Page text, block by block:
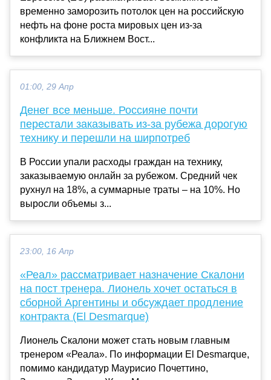
временно заморозить потолок цен на российскую
нефть на фоне роста мировых цен из-за
конфликта на Ближнем Вост...
01:00, 29 Апр
Денег все меньше. Россияне почти
перестали заказывать из-за рубежа дорогую
технику и перешли на ширпотреб
В России упали расходы граждан на технику,
заказываемую онлайн за рубежом. Средний чек
рухнул на 18%, а суммарные траты – на 10%. Но
выросли объемы з...
23:00, 16 Апр
«Реал» рассматривает назначение Скалони
на пост тренера. Лионель хочет остаться в
сборной Аргентины и обсуждает продление
контракта (El Desmarque)
Лионель Скалони может стать новым главным
тренером «Реала». По информации El Desmarque,
помимо кандидатур Маурисио Почеттино,